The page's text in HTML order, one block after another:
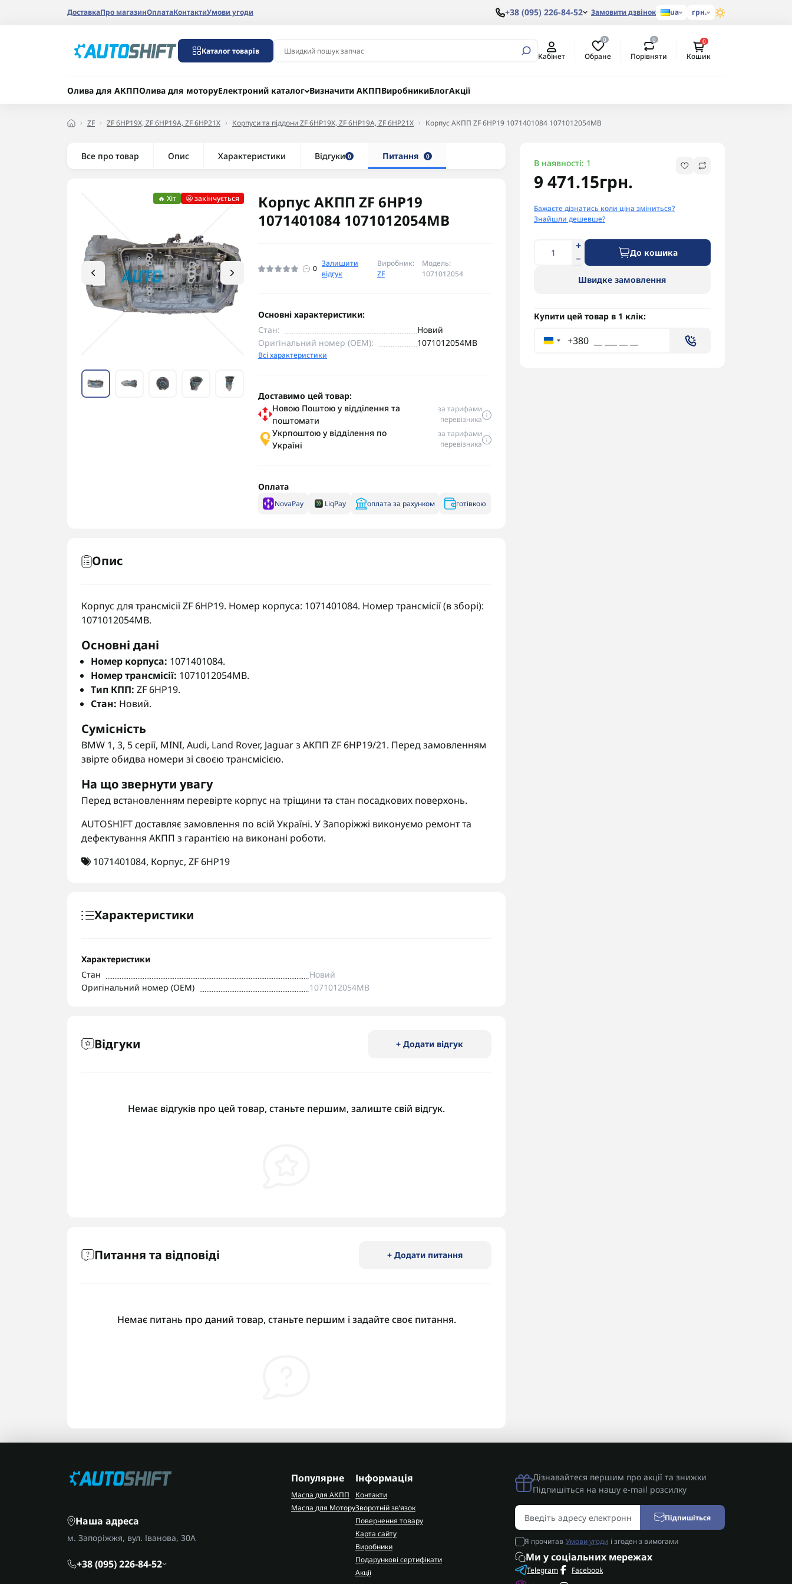
ДоставкаПро магазинОплатаКонтактиУмови угоди +38 (095) 226-84-52 Замовити дзвінок ua грн.
Каталог товарів
Кабінет
0
Обране
0
Порівняти
0
Кошик
Олива для АКППОлива для моторуЕлектроний каталог Визначити АКППВиробникиБлогАкції
ZF ZF 6HP19X, ZF 6HP19A, ZF 6HP21X Корпуси та піддони ZF 6HP19X, ZF 6HP19A, ZF 6HP21X Корпус АКПП ZF 6HP19 1071401084 1071012054MB
Все про товар Опис Характеристики Відгуки 0 Питання 0
🔥 Хіт 😬 закінчується
Корпус АКПП ZF 6HP19
1071401084 1071012054MB
0
Залишити
відгук
Виробник:
ZF
Модель:
1071012054
В наявності: 1
9 471.15грн.
Бажаєте дізнатись коли ціна зміниться?
Знайшли дешевше?
До кошика
Швидке замовлення
Купити цей товар в 1 клік:
+380
Основні характеристики:
Стан:
Новий
Оригінальний номер (OEM):
1071012054MB
Всі характеристики
Доставимо цей товар:
Новою Поштою у відділення та
поштомати
за тарифами
перевізника
Укрпоштою у відділення по
Україні
за тарифами
перевізника
Оплата
NovaPay LiqPay оплата за рахунком готівкою
Опис
Корпус для трансмісії ZF 6HP19. Номер корпуса: 1071401084. Номер трансмісії (в зборі):
1071012054MB.
Основні дані
Номер корпуса: 1071401084.
Номер трансмісії: 1071012054MB.
Тип КПП: ZF 6HP19.
Стан: Новий.
Сумісність
BMW 1, 3, 5 серії, MINI, Audi, Land Rover, Jaguar з АКПП ZF 6HP19/21. Перед замовленням
звірте обидва номери зі своєю трансмісією.
На що звернути увагу
Перед встановленням перевірте корпус на тріщини та стан посадкових поверхонь.
AUTOSHIFT доставляє замовлення по всій Україні. У Запоріжжі виконуємо ремонт та
дефектування АКПП з гарантією на виконані роботи.
1071401084, Корпус, ZF 6HP19
Характеристики
Характеристики
Стан
Новий
Оригінальний номер (OEM)
1071012054MB
Відгуки + Додати відгук
Немає відгуків про цей товар, станьте першим, залиште свій відгук.
Питання та відповіді + Додати питання
Немає питань про даний товар, станьте першим і задайте своє питання.
Наша адреса
м. Запоріжжя, вул. Іванова, 30А
+38 (095) 226-84-52
Популярне
Масла для АКПП
Масла для Мотору
Інформація
Контакти
Зворотній зв’язок
Повернення товару
Карта сайту
Виробники
Подарункові сертифікати
Акції
Ми у соціальних мережах
Telegram
Facebook
Дізнавайтеся першим про акції та знижки
Підпишіться на нашу e-mail розсилку
Підпишіться
Я прочитав Умови угоди і згоден з вимогами